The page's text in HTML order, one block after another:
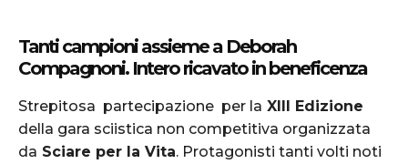
Tanti campioni assieme a Deborah
Compagnoni. Intero ricavato in beneficenza
Strepitosa partecipazione per la XIII Edizione
della gara sciistica non competitiva organizzata
da Sciare per la Vita. Protagonisti tanti volti noti